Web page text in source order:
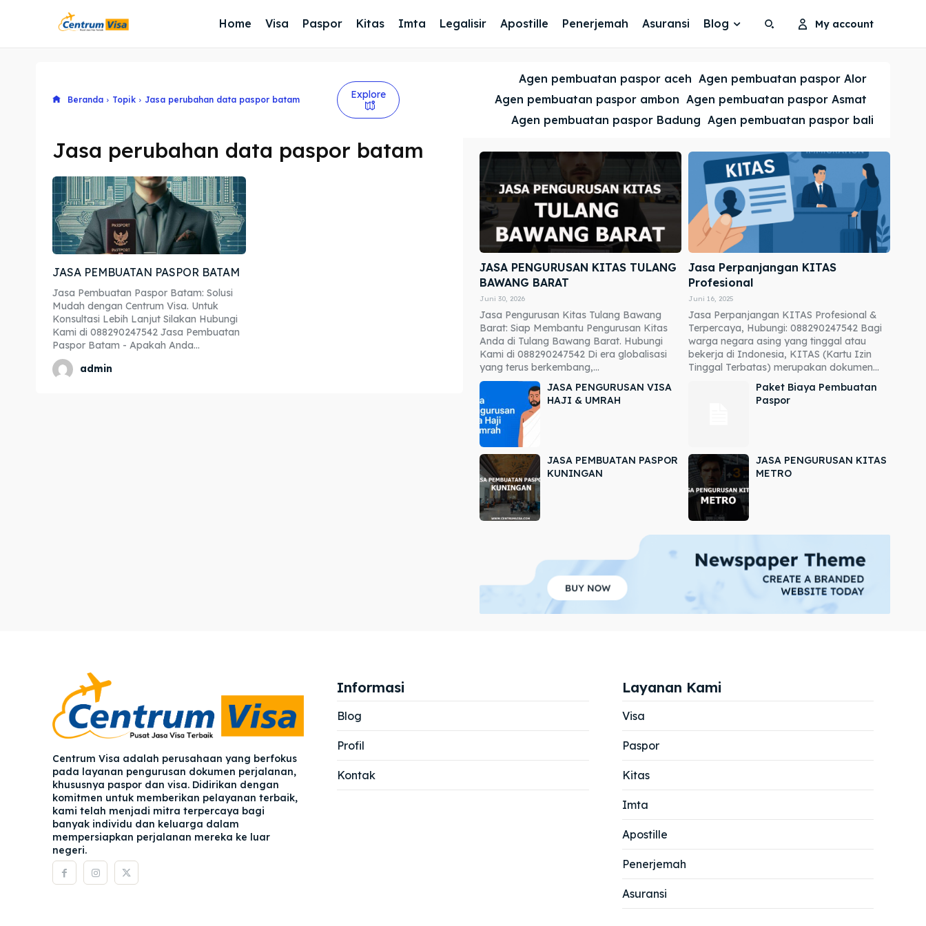
Explore our destinations
Blog
Cari
Explore our destinations
Blog
Cari
Home Visa Paspor Kitas Imta Legalisir Apostille Penerjemah Asuransi Blog My account
Beranda Topik Jasa perubahan data paspor batam Explore
Agen pembuatan paspor aceh Agen pembuatan paspor Alor
Agen pembuatan paspor ambon Agen pembuatan paspor Asmat
Agen pembuatan paspor Badung Agen pembuatan paspor bali
Jasa perubahan data paspor batam
JASA PEMBUATAN PASPOR BATAM
Jasa Pembuatan Paspor Batam: Solusi
Mudah dengan Centrum Visa. Untuk
Konsultasi Lebih Lanjut Silakan Hubungi
Kami di 088290247542 Jasa Pembuatan
Paspor Batam - Apakah Anda...
admin
JASA PENGURUSAN KITAS TULANG
BAWANG BARAT
Juni 30, 2026
Jasa Pengurusan Kitas Tulang Bawang
Barat: Siap Membantu Pengurusan Kitas
Anda di Tulang Bawang Barat. Hubungi
Kami di 088290247542 Di era globalisasi
yang terus berkembang,...
Jasa Perpanjangan KITAS
Profesional
Juni 16, 2025
Jasa Perpanjangan KITAS Profesional &
Terpercaya, Hubungi: 088290247542 Bagi
warga negara asing yang tinggal atau
bekerja di Indonesia, KITAS (Kartu Izin
Tinggal Terbatas) merupakan dokumen...
JASA PENGURUSAN VISA
HAJI & UMRAH
Paket Biaya Pembuatan
Paspor
JASA PEMBUATAN PASPOR
KUNINGAN
JASA PENGURUSAN KITAS
METRO
Centrum Visa adalah perusahaan yang berfokus
pada layanan pengurusan dokumen perjalanan,
khususnya paspor dan visa. Didirikan dengan
komitmen untuk memberikan pelayanan terbaik,
kami telah menjadi mitra terpercaya bagi
banyak individu dan keluarga dalam
mempersiapkan perjalanan mereka ke luar
negeri.
Informasi
Blog
Profil
Kontak
Layanan Kami
Visa
Paspor
Kitas
Imta
Apostille
Penerjemah
Asuransi